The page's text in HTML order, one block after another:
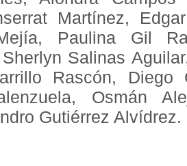
Martínez,
Paulina Gil
Salinas
Rascón, Diego
Osmán
Gutiérrez Alvídrez.